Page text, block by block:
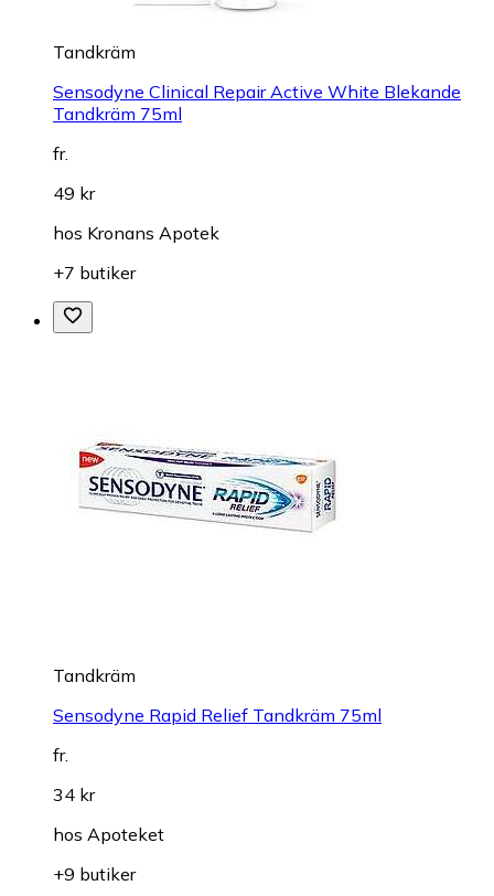
Tandkräm
Sensodyne Clinical Repair Active White Blekande
Tandkräm 75ml
fr.
49 kr
hos Kronans Apotek
+7 butiker
Tandkräm
Sensodyne Rapid Relief Tandkräm 75ml
fr.
34 kr
hos Apoteket
+9 butiker